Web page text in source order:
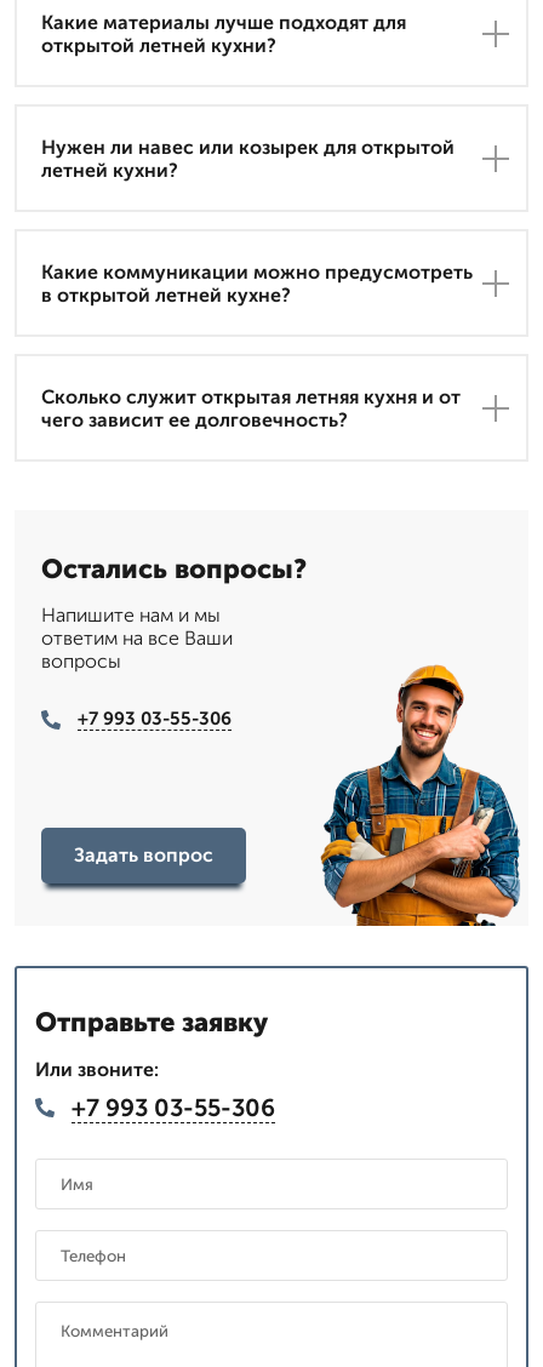
Какие материалы лучше подходят для
открытой летней кухни?
Нужен ли навес или козырек для открытой
летней кухни?
Какие коммуникации можно предусмотреть
в открытой летней кухне?
Сколько служит открытая летняя кухня и от
чего зависит ее долговечность?
Остались вопросы?
Напишите нам и мы
ответим на все Ваши
вопросы
+7 993 03-55-306
Задать вопрос
Отправьте заявку
Или звоните:
+7 993 03-55-306